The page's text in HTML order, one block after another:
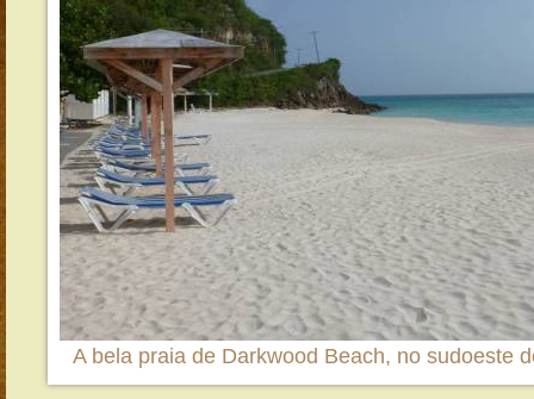
A bela praia de Darkwood Beach, no sudoeste